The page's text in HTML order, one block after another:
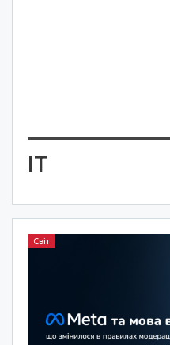
IT
Світ